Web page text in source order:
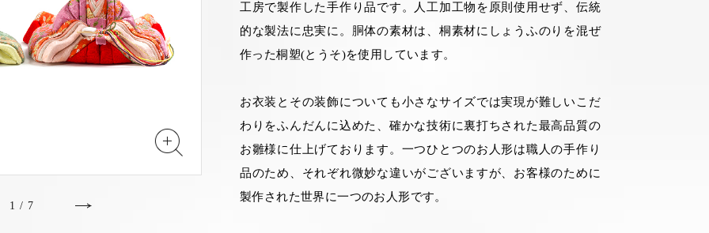
1 / 7
工房で製作した手作り品です。人工加工物を原則使用せず、伝統
的な製法に忠実に。胴体の素材は、桐素材にしょうふのりを混ぜ
作った桐塑(とうそ)を使用しています。
お衣装とその装飾についても小さなサイズでは実現が難しいこだ
わりをふんだんに込めた、確かな技術に裏打ちされた最高品質の
お雛様に仕上げております。一つひとつのお人形は職人の手作り
品のため、それぞれ微妙な違いがございますが、お客様のために
製作された世界に一つのお人形です。